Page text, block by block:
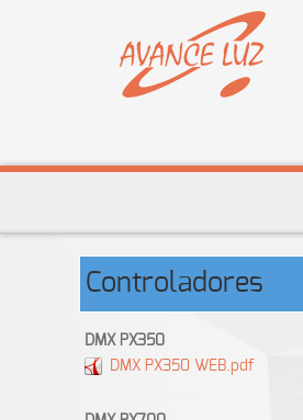
Controladores
DMX PX350
DMX PX350 WEB.pdf